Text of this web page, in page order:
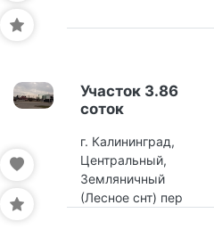
Участок 3.86
соток
г. Калининград,
Центральный,
Земляничный
(Лесное снт) пер